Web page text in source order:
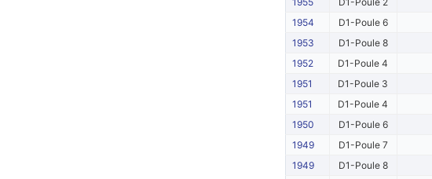
1954
D1-Poule 6
1953
D1-Poule 8
1952
D1-Poule 4
1951
D1-Poule 3
1951
D1-Poule 4
1950
D1-Poule 6
1949
D1-Poule 7
1949
D1-Poule 8